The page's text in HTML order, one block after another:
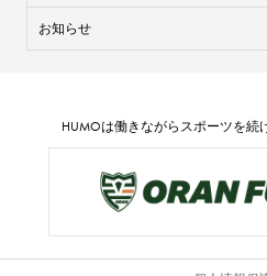
お知らせ
HUMOは働きながらスポーツを続